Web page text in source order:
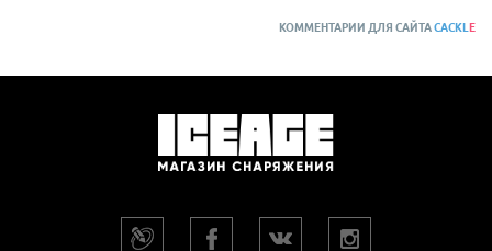
КОММЕНТАРИИ ДЛЯ САЙТАCACKL E